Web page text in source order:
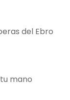
del Ebro
mano